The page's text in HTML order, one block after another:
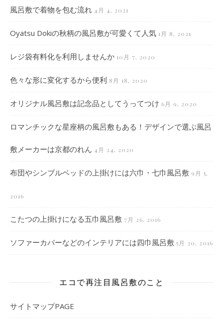
風呂敷で着物を包む流れ 4月 4, 2021
Oyatsu Dokiの秋柄の風呂敷が可愛くて人気 1月 8, 2021
レジ袋有料化を利用しませんか 10月 7, 2020
色々な形に変化するから便利 8月 18, 2020
オリジナル風呂敷は記念品としてうってつけ 6月 9, 2020
ロマンチックな星座柄の風呂敷もある！デザインで選ぶ風呂
敷メーカーは京都のれん 4月 24, 2020
布団やシンブルベッドの上掛けには六巾・七巾風呂敷 9月 5,
2016
こたつの上掛けになる五巾風呂敷 7月 26, 2016
ソファーカバーなどのインテリアには四巾風呂敷 5月 30, 2016
エコで再注目風呂敷のこと
サイトマップPAGE